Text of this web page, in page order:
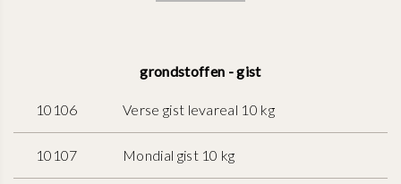
grondstoffen - gist
10106 Verse gist levareal 10 kg
10107 Mondial gist 10 kg